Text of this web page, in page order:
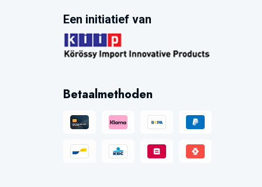
Een initiatief van
Betaalmethoden